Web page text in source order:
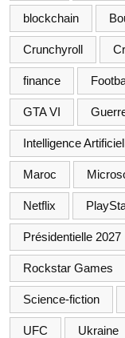
blockchain
Crunchyroll
finance
GTA VI
Intelligence
Maroc
Netflix
Présidentielle 2027
Rockstar Games
Science-fiction
UFC Ukraine